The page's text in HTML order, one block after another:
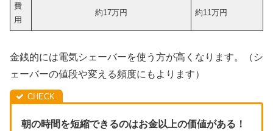
費
用
約17万円 約11万円
金銭的には電気シェーバーを使う方が高くなります。（シ
ェーバーの値段や変える頻度にもよります）
朝の時間を短縮できるのはお金以上の価値がある！